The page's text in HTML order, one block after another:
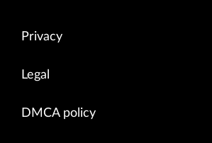
Privacy
Legal
DMCA policy